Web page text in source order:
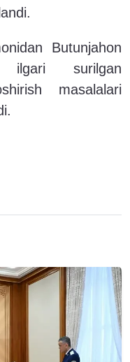
Butunjahon
ilgari surilgan
masalalari